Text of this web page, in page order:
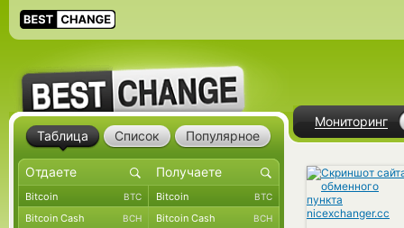
Мониторинг
Таблица Список Популярное
Bitcoin BTC Bitcoin BTC
Bitcoin Cash BCH Bitcoin Cash BCH